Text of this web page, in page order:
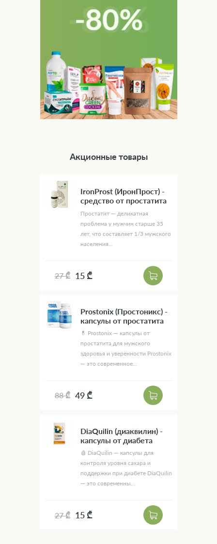
Акционные товары
IronProst (ИронПрост) -
средство от простатита
Простатит — деликатная
проблема у мужчин старше 35
лет, что составляет 1/3 мужского
населения...
27 ₾ 15 ₾
Prostonix (Простоникс) -
капсулы от простатита
💊 Prostonix — капсулы от
простатита для мужского
здоровья и уверенности Prostonix
— это современное...
88 ₾ 49 ₾
DiaQuilin (диаквилин) -
капсулы от диабета
🩸 DiaQuilin — капсулы для
контроля уровня сахара и
поддержки при диабете DiaQuilin
— это современны...
27 ₾ 15 ₾